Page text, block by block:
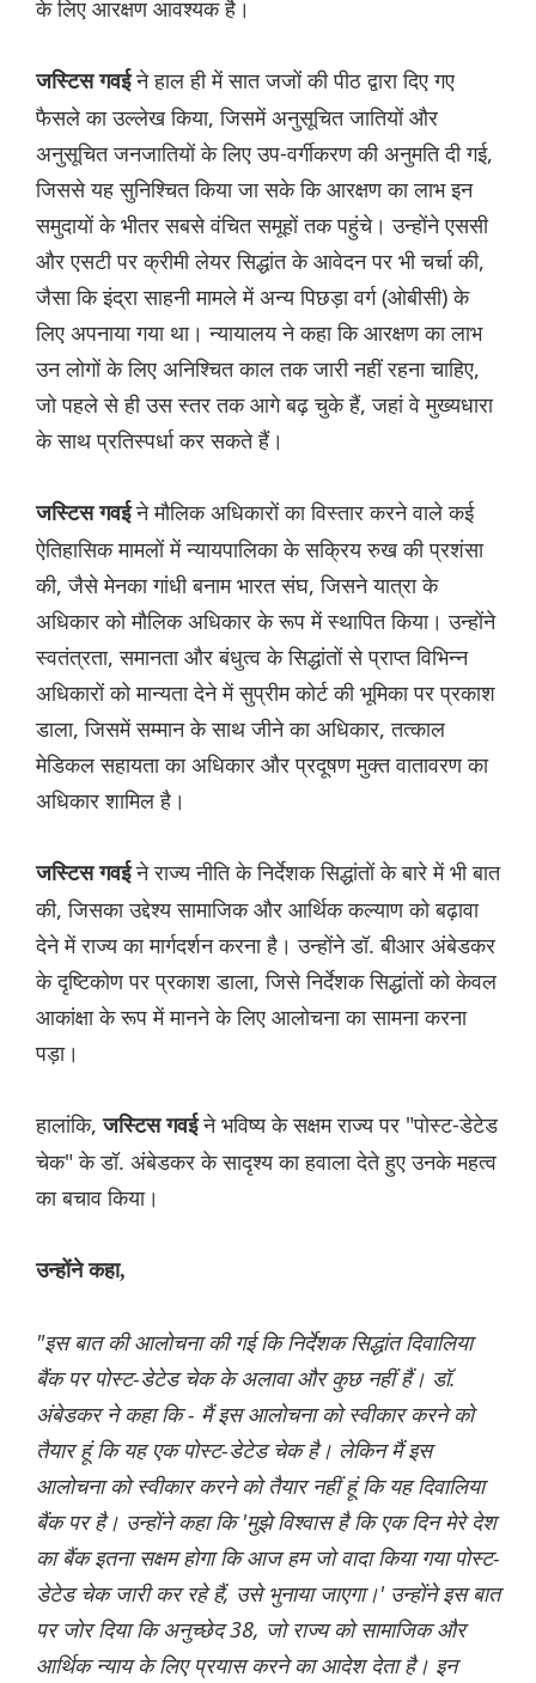
के लिए आरक्षण आवश्यक है।
जस्टिस गवईने हाल ही में सात जजों की पीठ द्वारा दिए गए
फैसले का उल्लेख किया, जिसमें अनुसूचित जातियों और
अनुसूचित जनजातियों के लिए उप-वर्गीकरण की अनुमति दी गई,
जिससे यह सुनिश्चित किया जा सके कि आरक्षण का लाभ इन
समुदायों के भीतर सबसे वंचित समूहों तक पहुंचे। उन्होंने एससी
और एसटी पर क्रीमी लेयर सिद्धांत के आवेदन पर भी चर्चा की,
जैसा कि इंद्रा साहनी मामले में अन्य पिछड़ा वर्ग (ओबीसी) के
लिए अपनाया गया था। न्यायालय ने कहा कि आरक्षण का लाभ
उन लोगों के लिए अनिश्चित काल तक जारी नहीं रहना चाहिए,
जो पहले से ही उस स्तर तक आगे बढ़ चुके हैं, जहां वे मुख्यधारा
के साथ प्रतिस्पर्धा कर सकते हैं।
जस्टिस गवईने मौलिक अधिकारों का विस्तार करने वाले कई
ऐतिहासिक मामलों में न्यायपालिका के सक्रिय रुख की प्रशंसा
की, जैसे मेनका गांधी बनाम भारत संघ, जिसने यात्रा के
अधिकार को मौलिक अधिकार के रूप में स्थापित किया। उन्होंने
स्वतंत्रता, समानता और बंधुत्व के सिद्धांतों से प्राप्त विभिन्न
अधिकारों को मान्यता देने में सुप्रीम कोर्ट की भूमिका पर प्रकाश
डाला, जिसमें सम्मान के साथ जीने का अधिकार, तत्काल
मेडिकल सहायता का अधिकार और प्रदूषण मुक्त वातावरण का
अधिकार शामिल है।
जस्टिस गवईने राज्य नीति के निर्देशक सिद्धांतों के बारे में भी बात
की, जिसका उद्देश्य सामाजिक और आर्थिक कल्याण को बढ़ावा
देने में राज्य का मार्गदर्शन करना है। उन्होंने डॉ. बीआर अंबेडकर
के दृष्टिकोण पर प्रकाश डाला, जिसे निर्देशक सिद्धांतों को केवल
आकांक्षा के रूप में मानने के लिए आलोचना का सामना करना
पड़ा।
हालांकि,जस्टिस गवईने भविष्य के सक्षम राज्य पर "पोस्ट-डेटेड
चेक" के डॉ. अंबेडकर के सादृश्य का हवाला देते हुए उनके महत्व
का बचाव किया।
उन्होंने कहा,
"इस बात की आलोचना की गई कि निर्देशक सिद्धांत दिवालिया
बैंक पर पोस्ट-डेटेड चेक के अलावा और कुछ नहीं हैं। डॉ.
अंबेडकर ने कहा कि - मैं इस आलोचना को स्वीकार करने को
तैयार हूं कि यह एक पोस्ट-डेटेड चेक है। लेकिन मैं इस
आलोचना को स्वीकार करने को तैयार नहीं हूं कि यह दिवालिया
बैंक पर है। उन्होंने कहा कि 'मुझे विश्वास है कि एक दिन मेरे देश
का बैंक इतना सक्षम होगा कि आज हम जो वादा किया गया पोस्ट-
डेटेड चेक जारी कर रहे हैं, उसे भुनाया जाएगा।' उन्होंने इस बात
पर जोर दिया कि अनुच्छेद 38, जो राज्य को सामाजिक और
आर्थिक न्याय के लिए प्रयास करने का आदेश देता है। इन